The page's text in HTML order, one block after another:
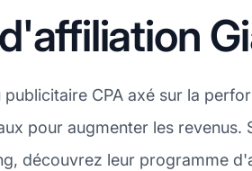
CPA axé sur la
pour augmenter les revenus.
découvrez leur programme